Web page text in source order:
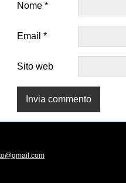
Nome *
Email *
Sito web